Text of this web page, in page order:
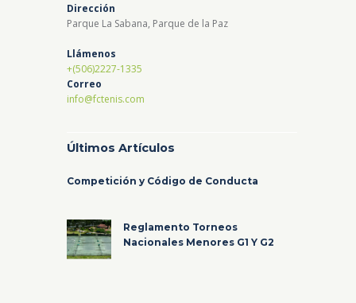
Dirección
Parque La Sabana, Parque de la Paz
Llámenos
+(506)2227-1335
Correo
info@fctenis.com
Últimos Artículos
Competición y Código de Conducta
Reglamento Torneos
Nacionales Menores G1 Y G2